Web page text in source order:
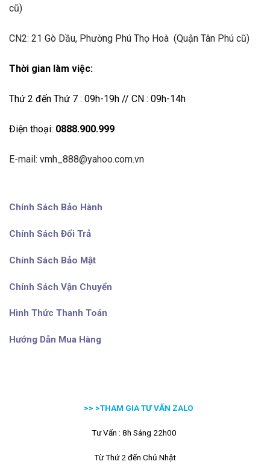
cũ)
CN2: 21 Gò Dầu, Phường Phú Thọ Hoà (Quận Tân Phú cũ)
Thời gian làm việc:
Thứ 2 đến Thứ 7 : 09h-19h // CN : 09h-14h
Điện thoại: 0888.900.999
E-mail: vmh_888@yahoo.com.vn
Chính Sách Bảo Hành
Chính Sách Đổi Trả
Chính Sách Bảo Mật
Chính Sách Vận Chuyển
Hình Thức Thanh Toán
Hướng Dẫn Mua Hàng
>> >THAM GIA TƯ VẤN ZALO
Tư Vấn : 8h Sáng 22h00
Từ Thứ 2 đến Chủ Nhật